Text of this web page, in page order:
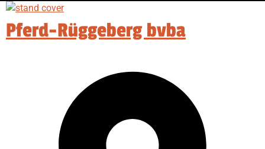
Pferd-Rüggeberg bvba